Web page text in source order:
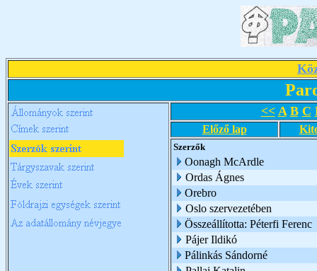
<< A B C
Előző lap
Szerzők
Oonagh McArdle
Ordas Ágnes
Orebro
Oslo szervezetében
Összeállította: Péterfi Ferenc
Pájer Ildikó
Pálinkás Sándorné